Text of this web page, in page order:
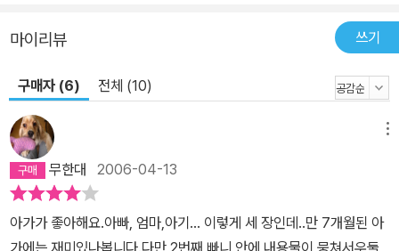
마이리뷰 쓰기
구매자 (6) 전체 (10)
무한대 2006-04-13
아가가 좋아해요.아빠, 엄마,아기... 이렇게 세 장인데..만 7개월된 아
가에는 재미있나봅니다.다만 2번째 빠니 안에 내용물이 뭉쳐서우둘